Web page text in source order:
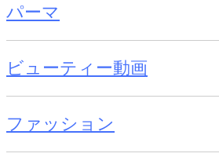
パーマ
ビューティー動画
ファッション